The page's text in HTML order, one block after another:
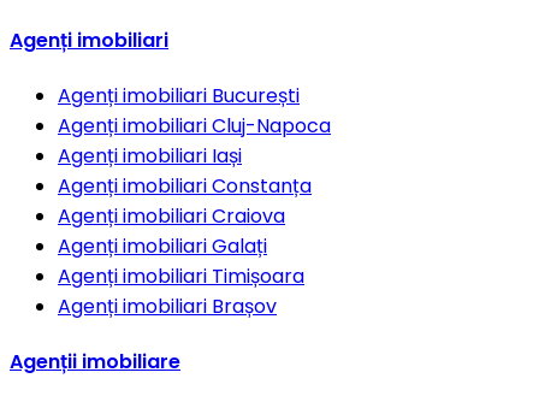
Agenți imobiliari
Agenți imobiliari București
Agenți imobiliariCluj-Napoca
Agenți imobiliari Iași
Agenți imobiliariConstanța
Agenți imobiliariCraiova
Agenți imobiliariGalați
Agenți imobiliari Timișoara
Agenți imobiliari Brașov
Agenții imobiliare